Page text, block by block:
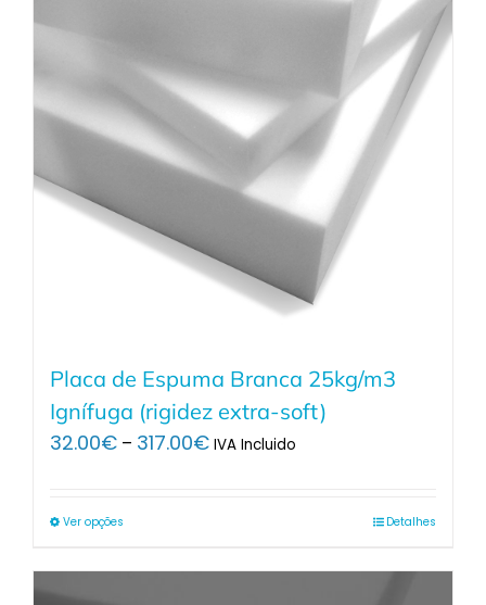
Placa de Espuma Branca 25kg/m3
Ignífuga (rigidez extra-soft)
32.00€ – 317.00€Price
IVA Incluido
Ver opções Detalhes